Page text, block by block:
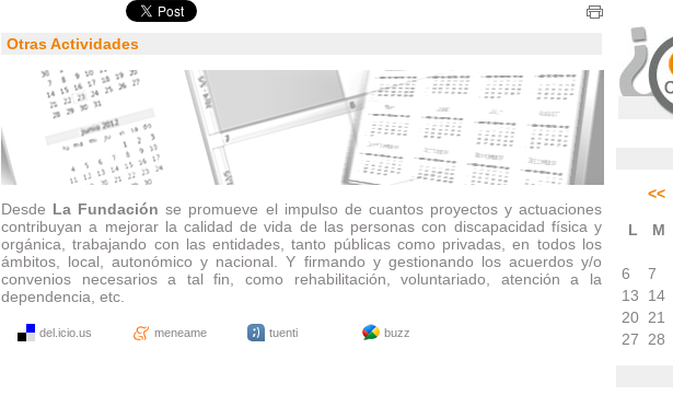
Otras Actividades
Desde La Fundación se promueve el impulso de cuantos proyectos y actuaciones
contribuyan a mejorar la calidad de vida de las personas con discapacidad física y
orgánica, trabajando con las entidades, tanto públicas como privadas, en todos los
ámbitos, local, autonómico y nacional. Y firmando y gestionando los acuerdos y/o
convenios necesarios a tal fin, como rehabilitación, voluntariado, atención a la
dependencia, etc.
del.icio.us meneame tuenti buzz
<<
L M
6
7
13
14
20 21
27
28